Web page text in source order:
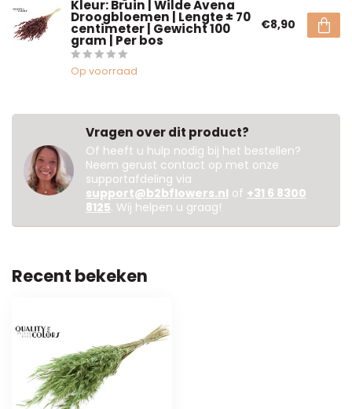
Kleur: Bruin | Wilde Avena
Droogbloemen | Lengte ± 70
centimeter | Gewicht 100
gram | Per bos
Op voorraad
€8,90
Vragen over dit product?
Of heeft u hulp nodig bij het bestellen?
Neem gerust contact op met onze
supportafdeling via
support@b2bflowers.nl of +31 6 8300
8125. Wij helpen u graag!
Recent bekeken